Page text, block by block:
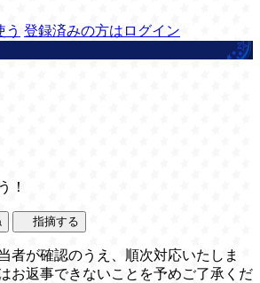
う 登録済みの方はログイン
！
指摘する
者が確認のうえ、順次対応いたしま
お返事できないことを予めご了承くだ